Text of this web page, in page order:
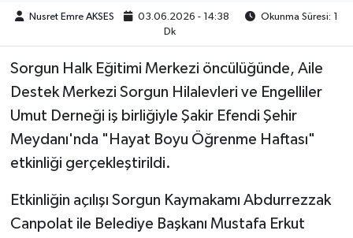
Nusret Emre AKSES 03.06.2026 - 14:38
Okunma Süresi: 1
Dk
Sorgun Halk Eğitimi Merkezi öncülüğünde, Aile
Destek Merkezi Sorgun Hilalevleri ve Engelliler
Umut Derneği iş birliğiyle Şakir Efendi Şehir
Meydanı'nda "Hayat Boyu Öğrenme Haftası"
etkinliği gerçekleştirildi.
Etkinliğin açılışı Sorgun Kaymakamı Abdurrezzak
Canpolat ile Belediye Başkanı Mustafa Erkut